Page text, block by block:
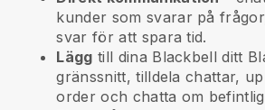
kunder som svarar på
svar för att spara tid.
Lägg till dina Blackbell ditt
gränssnitt, tilldela chattar,
order och chatta om